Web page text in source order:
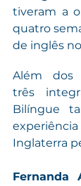
tiveram a
quatro
de inglês
Além dos
três
Bilíngue
Inglaterra
Fernanda